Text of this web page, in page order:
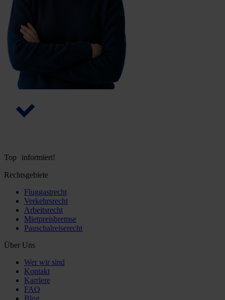
Top informiert!
Rechtsgebiete
Fluggastrecht
Verkehrsrecht
Arbeitsrecht
Mietpreisbremse
Pauschalreiserecht
Über Uns
Wer wir sind
Kontakt
Karriere
FAQ
Blog